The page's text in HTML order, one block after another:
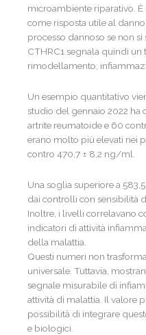
microambiente riparativo.
come risposta utile al
processo dannoso se non
CTHRC1 segnala quindi un
rimodellamento,
Un esempio quantitativo
studio del gennaio 2022
artrite reumatoide e 60
erano molto più elevati nei
contro 470,7 ± 8,2 ng/ml.
Una soglia superiore a
dai controlli con sensibilità
Inoltre, i livelli correlavano
indicatori di attività
della malattia.
Questi numeri non
universale. Tuttavia,
segnale misurabile di
attività di malattia. Il valore
possibilità di integrare
e biologici.